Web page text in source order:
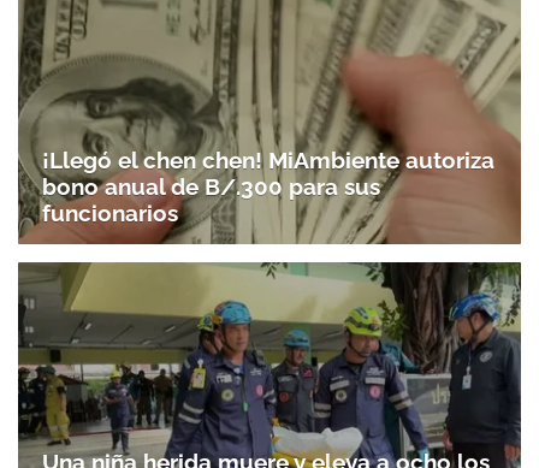
¡Llegó el chen chen! MiAmbiente autoriza
bono anual de B/.300 para sus
funcionarios
Una niña herida muere y eleva a ocho los